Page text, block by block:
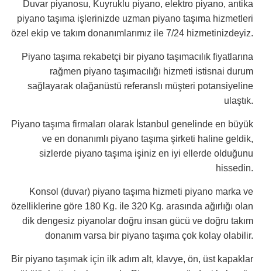
Duvar piyanosu, Kuyruklu piyano, elektro piyano, antika
piyano taşıma işlerinizde uzman piyano taşıma hizmetleri
özel ekip ve takım donanımlarımız ile 7/24 hizmetinizdeyiz.
Piyano taşıma rekabetçi bir piyano taşımacılık fiyatlarına
rağmen piyano taşımacılığı hizmeti istisnai durum
sağlayarak olağanüstü referanslı müşteri potansiyeline
ulaştık.
Piyano taşıma firmaları olarak İstanbul genelinde en büyük
ve en donanımlı piyano taşıma şirketi haline geldik,
sizlerde piyano taşıma işiniz en iyi ellerde olduğunu
hissedin.
Konsol (duvar) piyano taşıma hizmeti piyano marka ve
özelliklerine göre 180 Kg. ile 320 Kg. arasında ağırlığı olan
dik dengesiz piyanolar doğru insan gücü ve doğru takım
donanım varsa bir piyano taşıma çok kolay olabilir.
Bir piyano taşımak için ilk adım alt, klavye, ön, üst kapaklar